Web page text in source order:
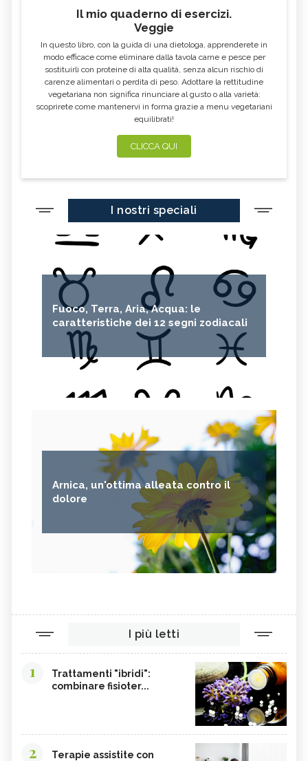
Il mio quaderno di esercizi.
Veggie
In questo libro, con la guida di una dietologa, apprenderete in
modo efficace come eliminare dalla tavola carne e pesce per
sostituirli con proteine di alta qualità, senza alcun rischio di
carenze alimentari o perdita di peso. Adottare la rettitudine
vegetariana non significa rinunciare al gusto o alla varietà:
scoprirete come mantenervi in forma grazie a menu vegetariani
equilibrati!
CLICCA QUI
I nostri speciali
Fuoco, Terra, Aria, Acqua: le
caratteristiche dei 12 segni zodiacali
Arnica, un'ottima alleata contro il
dolore
I più letti
1
Trattamenti "ibridi":
combinare fisioter...
2
Terapie assistite con